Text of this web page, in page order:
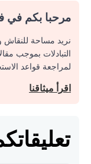
مرحبا بكم في
نريد مساحة للنقاش
التبادلات بموجب
لمراجعة قواعد
اقرأ ميثاقنا